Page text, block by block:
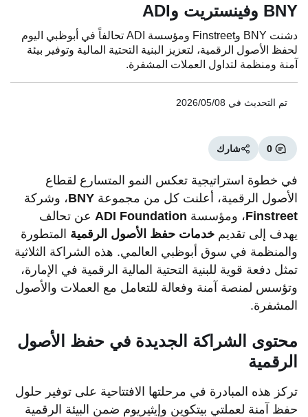
BNY وفينستريت وADI
دشنت BNY وFinstreet ومؤسسة ADI تحالفاً في أبوظبي اليوم
لحفظ الأصول الرقمية، لتعزيز البنية التحتية المالية وتوفير بيئة
آمنة ومنظمة لتداول العملات المشفرة.
تم التحديث في 2026/05/08
0 شارك
في خطوة استراتيجية تعكس النمو المتسارع لقطاع
الأصول الرقمية، أعلنت كل من مجموعةBNY، وشركة
Finstreet، ومؤسسة ADI Foundation عن تحالف
يهدف إلى تقديمخدمات حفظ الأصول الرقمية المتطورة
والمنظمة في سوق أبوظبي العالمي. هذه الشراكة الثلاثية
تمثل دفعة قوية للبنية التحتية المالية الرقمية في الإمارة،
وتؤسس لمنصة آمنة وفعالة للتعامل مع العملات والأصول
المشفرة.
محتوى الشراكة الجديدة في حفظ الأصول
الرقمية
تركز هذه المبادرة في مرحلتها الافتتاحية على توفير حلول
حفظ آمنة لعملتي بيتكوين وإيثيريوم ضمن البيئة الرقمية